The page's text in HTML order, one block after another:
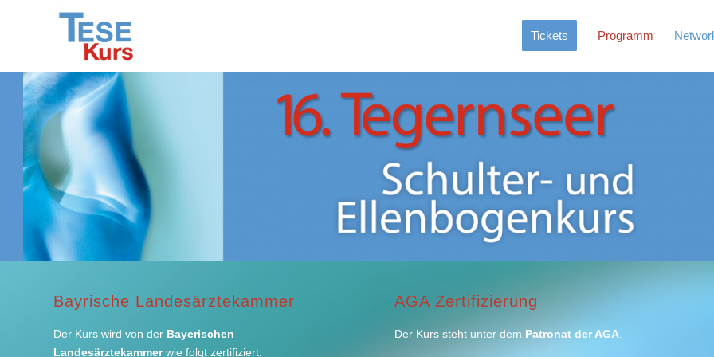
Tickets Programm
Bayrische Landesärztekammer
Der Kurs wird von der Bayerischen
Landesärztekammerwie folgt zertifiziert:
AGA Zertifizierung
Der Kurs steht unter dem Patronat der AGA.